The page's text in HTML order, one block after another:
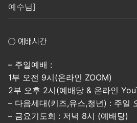
예수님]
○ 예배시간
– 주일예배 :
1부 오전 9시(온라인 ZOOM)
2부 오후 2시(예배당 & 온라인
– 다음세대(키즈,유스,청년) : 주일
– 금요기도회 : 저녁 8시 (예배당)